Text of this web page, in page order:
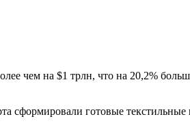
чем на $1 трлн, что на 20,2%
сформировали готовые